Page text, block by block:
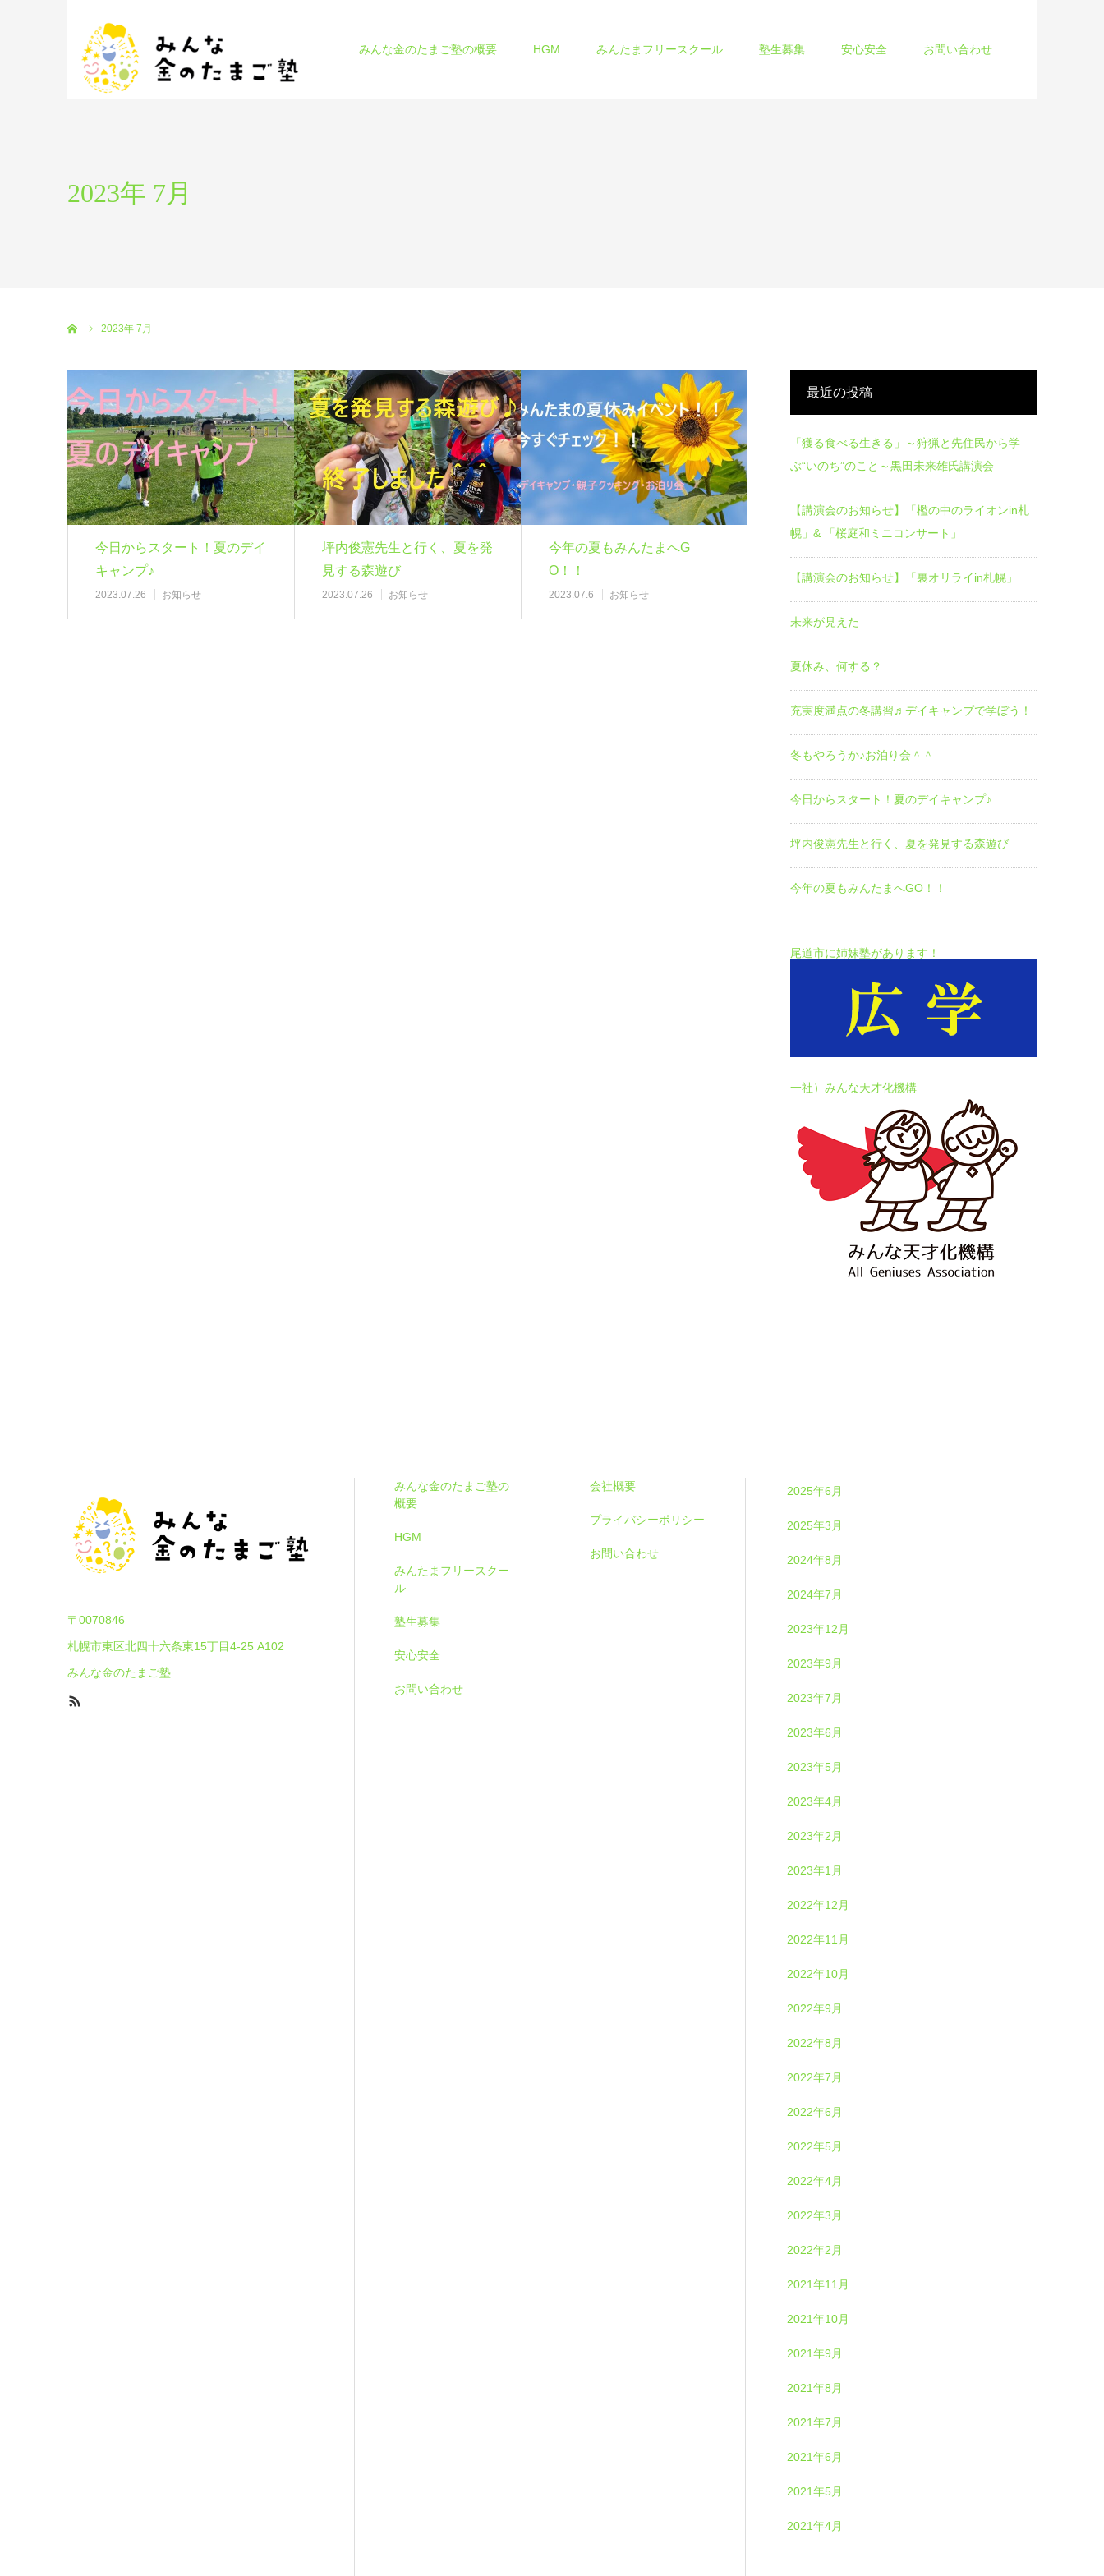
みんな金のたまご塾の概要 HGM みんたまフリースクール 塾生募集 安心安全 お問い合わせ
2023年 7月
2023年 7月
今日からスタート！夏のデイ
キャンプ♪
2023.07.26 お知らせ
坪内俊憲先生と行く、夏を発
見する森遊び
2023.07.26 お知らせ
今年の夏もみんたまへG
O！！
2023.07.6 お知らせ
最近の投稿
「獲る食べる生きる」～狩猟と先住民から学
ぶ“いのち”のこと～黒田未来雄氏講演会
【講演会のお知らせ】「檻の中のライオンin札
幌」& 「桜庭和ミニコンサート」
【講演会のお知らせ】「裏オリライin札幌」
未来が見えた
夏休み、何する？
充実度満点の冬講習♬デイキャンプで学ぼう！
冬もやろうか♪お泊り会＾＾
今日からスタート！夏のデイキャンプ♪
坪内俊憲先生と行く、夏を発見する森遊び
今年の夏もみんたまへGO！！
尾道市に姉妹塾があります！
一社）みんな天才化機構
〒0070846
札幌市東区北四十六条東15丁目4-25 A102
みんな金のたまご塾
みんな金のたまご塾の
概要
HGM
みんたまフリースクー
ル
塾生募集
安心安全
お問い合わせ
会社概要
プライバシーポリシー
お問い合わせ
2025年6月
2025年3月
2024年8月
2024年7月
2023年12月
2023年9月
2023年7月
2023年6月
2023年5月
2023年4月
2023年2月
2023年1月
2022年12月
2022年11月
2022年10月
2022年9月
2022年8月
2022年7月
2022年6月
2022年5月
2022年4月
2022年3月
2022年2月
2021年11月
2021年10月
2021年9月
2021年8月
2021年7月
2021年6月
2021年5月
2021年4月